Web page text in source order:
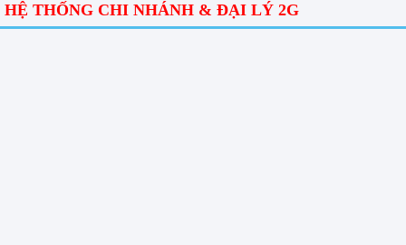
HỆ THỐNG CHI NHÁNH & ĐẠI LÝ 2G